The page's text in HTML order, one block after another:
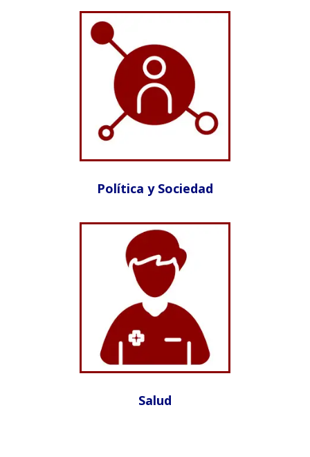
Política y Sociedad
Salud